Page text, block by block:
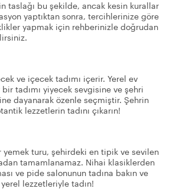
taslağı bu şekilde, ancak kesin kurallar
yaptıktan sonra, tercihlerinize göre
yapmak için rehberinizle doğrudan
ve içecek tadımı içerir. Yerel ev
tadımı yiyecek sevgisine ve şehri
dayanarak özenle seçmiştir. Şehrin
lezzetlerin tadını çıkarın!
yemek turu, şehirdeki en tipik ve sevilen
tamamlanamaz. Nihai klasiklerden
ve pide salonunun tadına bakın ve
lezzetleriyle tadın!